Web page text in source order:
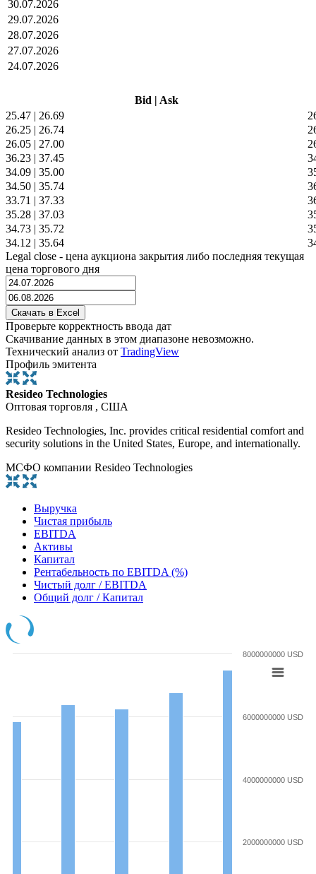
30.07.2026
29.07.2026
28.07.2026
27.07.2026
24.07.2026
Bid | Ask
25.47 | 26.69
26.25 | 26.74
26.05 | 27.00
36.23 | 37.45
34.09 | 35.00
34.50 | 35.74
33.71 | 37.33
35.28 | 37.03
34.73 | 35.72
34.12 | 35.64
Legal close - цена аукциона закрытия либо последняя текущая
цена торгового дня
Проверьте корректность ввода дат
Скачивание данных в этом диапазоне невозможно.
Технический анализ от TradingView
Профиль эмитента
Resideo Technologies
Оптовая торговля , США
Resideo Technologies, Inc. provides critical residential comfort and
security solutions in the United States, Europe, and internationally.
МСФО компании Resideo Technologies
Выручка
Чистая прибыль
EBITDA
Активы
Капитал
Рентабельность по EBITDA (%)
Чистый долг / EBITDA
Общий долг / Капитал
2000000000 USD
4000000000 USD
6000000000 USD
8000000000 USD